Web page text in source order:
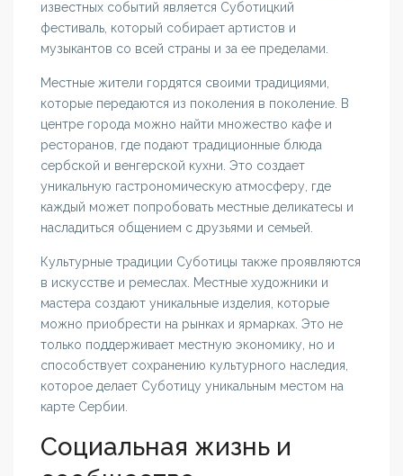
известных событий является Суботицкий
фестиваль, который собирает артистов и
музыкантов со всей страны и за ее пределами.
Местные жители гордятся своими традициями,
которые передаются из поколения в поколение. В
центре города можно найти множество кафе и
ресторанов, где подают традиционные блюда
сербской и венгерской кухни. Это создает
уникальную гастрономическую атмосферу, где
каждый может попробовать местные деликатесы и
насладиться общением с друзьями и семьей.
Культурные традиции Суботицы также проявляются
в искусстве и ремеслах. Местные художники и
мастера создают уникальные изделия, которые
можно приобрести на рынках и ярмарках. Это не
только поддерживает местную экономику, но и
способствует сохранению культурного наследия,
которое делает Суботицу уникальным местом на
карте Сербии.
Социальная жизнь и